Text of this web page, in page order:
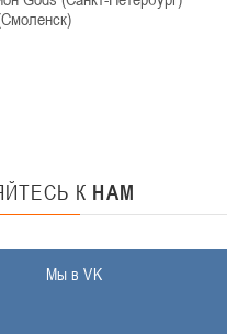
К НАМ
Мы в VK